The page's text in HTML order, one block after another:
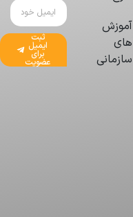
آموزش
های
سازمانی
ثبت
ایمیل
برای
عضویت